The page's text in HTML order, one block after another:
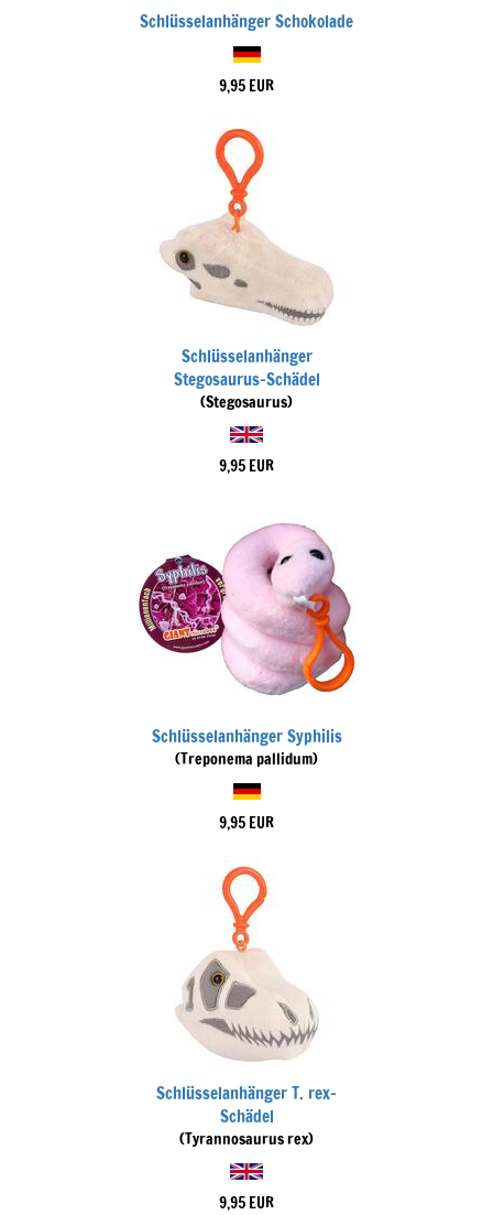
Schlüsselanhänger Schokolade
9,95 EUR
Schlüsselanhänger
Stegosaurus-Schädel
(Stegosaurus)
9,95 EUR
Schlüsselanhänger Syphilis
(Treponema pallidum)
9,95 EUR
Schlüsselanhänger T. rex-
Schädel
(Tyrannosaurus rex)
9,95 EUR